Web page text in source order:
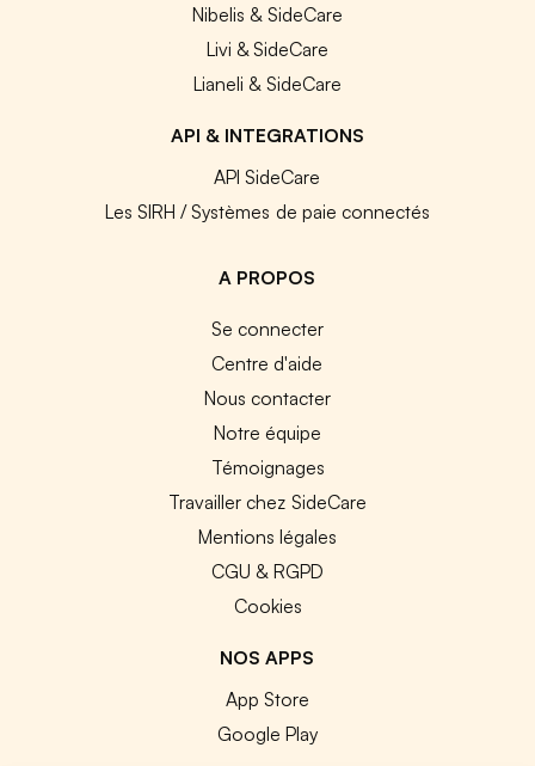
Nibelis & SideCare
Livi & SideCare
Lianeli & SideCare
API & INTEGRATIONS
API SideCare
Les SIRH / Systèmes de paie connectés
A PROPOS
Se connecter
Centre d'aide
Nous contacter
Notre équipe
Témoignages
Travailler chez SideCare
Mentions légales
CGU & RGPD
Cookies
NOS APPS
App Store
Google Play